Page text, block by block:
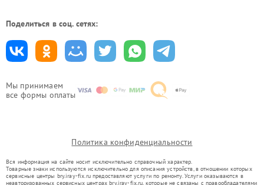
Мы принимаем
все формы оплаты
Поделиться в соц. сетях:
Политика конфиденциальности
Вся информация на сайте носит исключительно справочный характер.
Товарные знаки используются исключительно для описания устройств, в отношении которых
сервисные центры bry.iray-fix.ru предоставляют услуги по ремонту. Услуги оказываются в
неавторизованных сервисных центрах bry.iray-fix.ru, которые не связаны с правообладателями